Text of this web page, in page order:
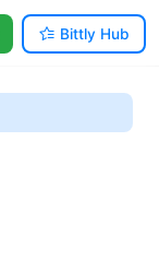
Bittly Hub